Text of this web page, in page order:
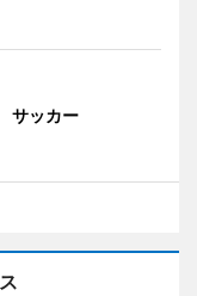
サッカー